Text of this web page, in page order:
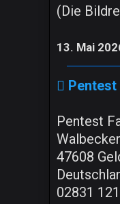
(Die
13. Mai
Pentest
Pentest
47608
02831